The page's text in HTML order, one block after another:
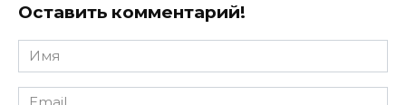
Оставить комментарий!
Имя
*
Email